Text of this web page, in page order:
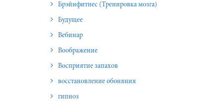
Брэйнфитнес (Тренировка мозга)
Будущее
Вебинар
Воображение
Восприятие запахов
восстановление обоняния
гипноз